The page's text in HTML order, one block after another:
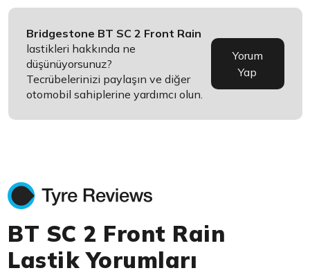
Bridgestone BT SC 2 Front Rain
lastikleri hakkında ne
düşünüyorsunuz?
Tecrübelerinizi paylaşın ve diğer
otomobil sahiplerine yardımcı olun.
Yorum
Yap
BT SC 2 Front Rain
Lastik Yorumları